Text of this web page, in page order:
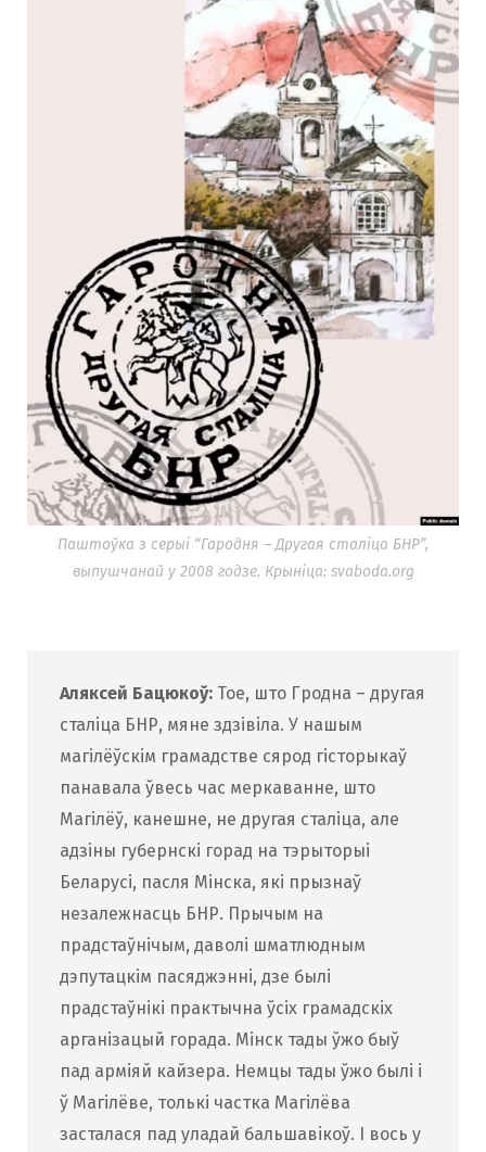
Паштоўка з серыі “Гародня – Другая сталіца БНР”,
выпушчанай у 2008 годзе. Крыніца: svaboda.org
Аляксей Бацюкоў: Тое, што Гродна – другая
сталіца БНР, мяне здзівіла. У нашым
магілёўскім грамадстве сярод гісторыкаў
панавала ўвесь час меркаванне, што
Магілёў, канешне, не другая сталіца, але
адзіны губернскі горад на тэрыторыі
Беларусі, пасля Мінска, які прызнаў
незалежнасць БНР. Прычым на
прадстаўнічым, даволі шматлюдным
дэпутацкім пасяджэнні, дзе былі
прадстаўнікі практычна ўсіх грамадскіх
арганізацый горада. Мінск тады ўжо быў
пад арміяй кайзера. Немцы тады ўжо былі і
ў Магілёве, толькі частка Магілёва
засталася пад уладай бальшавікоў. І вось у